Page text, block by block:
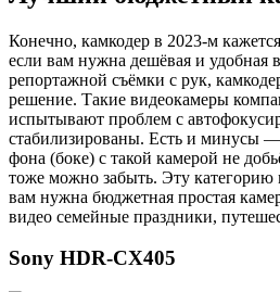
Конечно, камкодер в 2023-м
если вам нужна дешёвая и удобная
репортажной съёмки с рук,
решение. Такие видеокамеры
испытывают проблем с
стабилизированы. Есть и минусы
фона (боке) с такой камерой не
тоже можно забыть. Эту категорию
вам нужна бюджетная простая
видео семейные праздники,
Sony HDR-CX405